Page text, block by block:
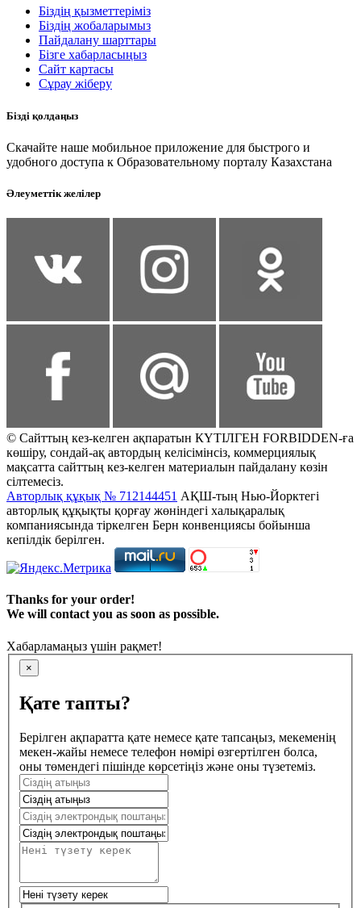
Біздің қызметтеріміз
Біздің жобаларымыз
Пайдалану шарттары
Бізге хабарласыңыз
Сайт картасы
Сұрау жіберу
Бізді қолдаңыз
Скачайте наше мобильное приложение для быстрого и
удобного доступа к Образовательному порталу Казахстана
Әлеуметтік желілер
© Сайттың кез-келген ақпаратын КҮТІЛГЕН FORBIDDEN-ға
көшіру, сондай-ақ автордың келісімінсіз, коммерциялық
мақсатта сайттың кез-келген материалын пайдалану көзін
сілтемесіз.
Авторлық құқық № 712144451 АҚШ-тың Нью-Йорктегі
авторлық құқықты қорғау жөніндегі халықаралық
компаниясында тіркелген Берн конвенциясы бойынша
кепілдік берілген.
Thanks for your order!
We will contact you as soon as possible.
Хабарламаңыз үшін рақмет!
×
Қате тапты?
Берілген ақпаратта қате немесе қате тапсаңыз, мекеменің
мекен-жайы немесе телефон нөмірі өзгертілген болса,
оны төмендегі пішінде көрсетіңіз және оны түзетеміз.